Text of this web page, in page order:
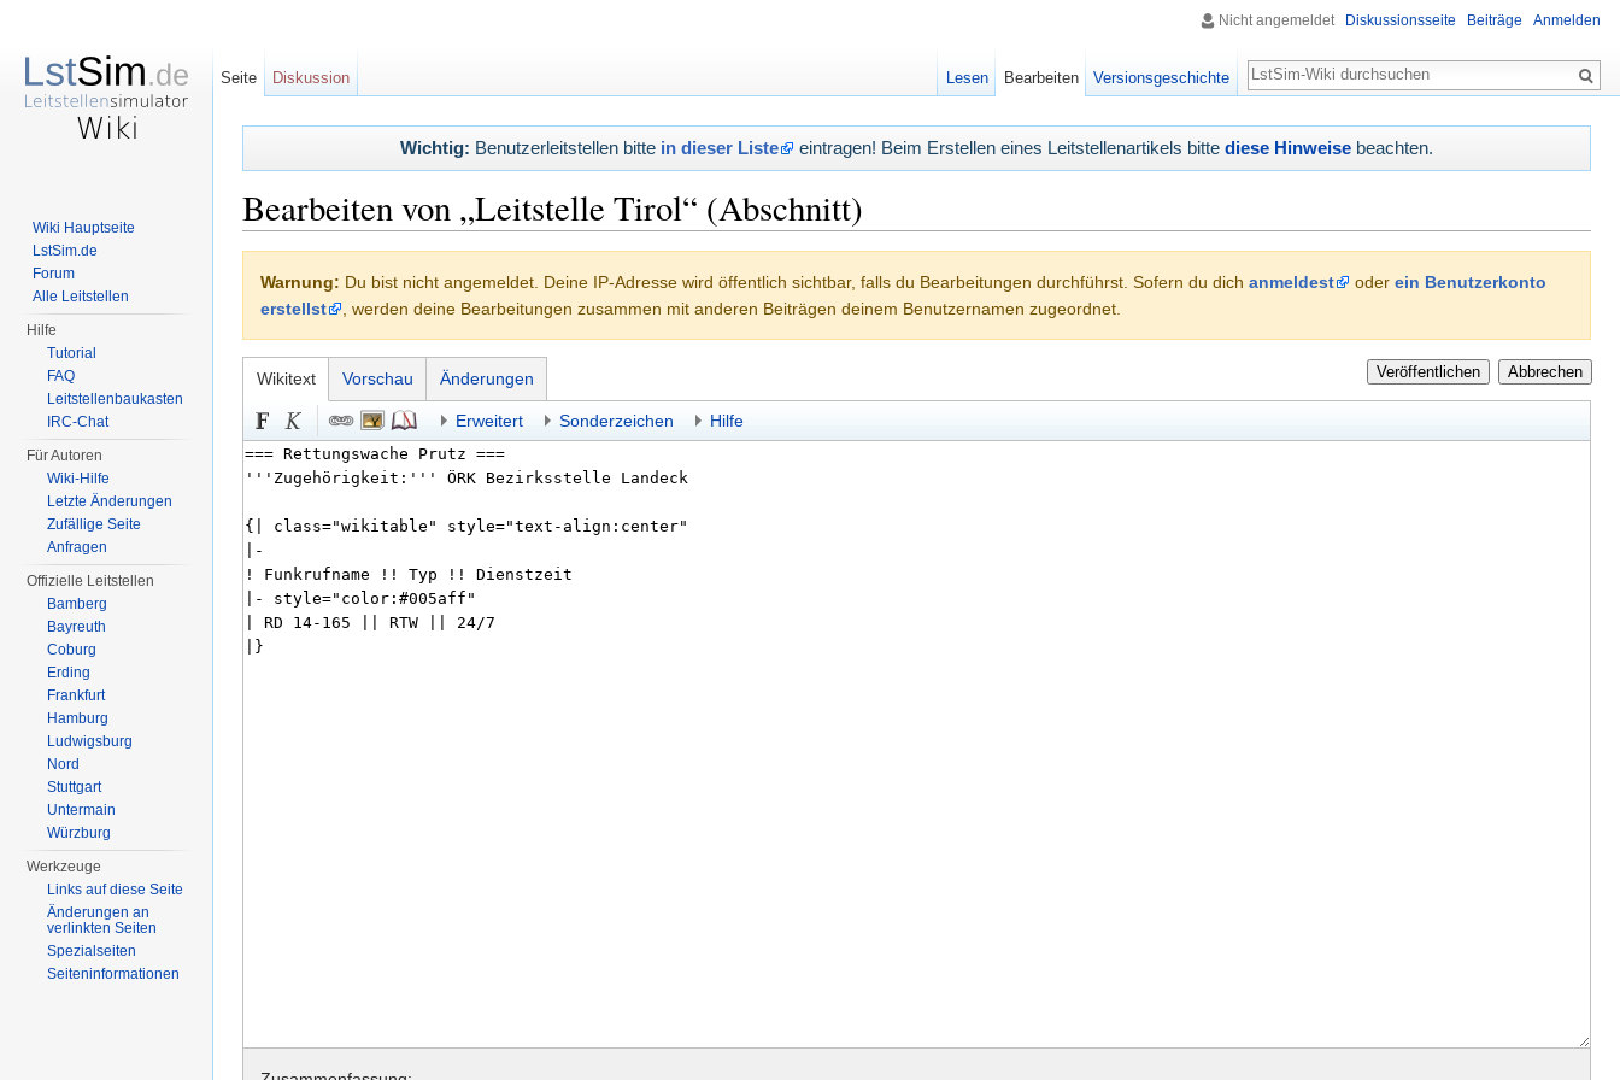
Wichtig: Benutzerleitstellen bitte in dieser Liste eintragen! Beim Erstellen eines Leitstellenartikels bitte diese Hinweise beachten.
Bearbeiten von „Leitstelle Tirol“ (Abschnitt)
Warnung: Du bist nicht angemeldet. Deine IP-Adresse wird öffentlich sichtbar, falls du Bearbeitungen durchführst. Sofern du dich anmeldest oder ein Benutzerkonto
erstellst
, werden deine Bearbeitungen zusammen mit anderen Beiträgen deinem Benutzernamen zugeordnet.
Wikitext Vorschau Änderungen Veröffentlichen Abbrechen
Erweitert Sonderzeichen Hilfe
Nicht angemeldet Diskussionsseite Beiträge Anmelden
Seite Diskussion Lesen Bearbeiten Versionsgeschichte
Suche
Wiki Hauptseite
LstSim.de
Forum
Alle Leitstellen
Hilfe
Tutorial
FAQ
Leitstellenbaukasten
IRC-Chat
Für Autoren
Wiki-Hilfe
Letzte Änderungen
Zufällige Seite
Anfragen
Offizielle Leitstellen
Bamberg
Bayreuth
Coburg
Erding
Frankfurt
Hamburg
Ludwigsburg
Nord
Stuttgart
Untermain
Würzburg
Werkzeuge
Links auf diese Seite
Änderungen an
verlinkten Seiten
Spezialseiten
Seiten­informationen